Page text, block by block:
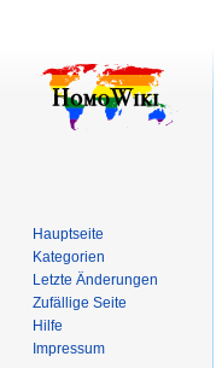
Hauptseite
Kategorien
Letzte Änderungen
Zufällige Seite
Hilfe
Impressum